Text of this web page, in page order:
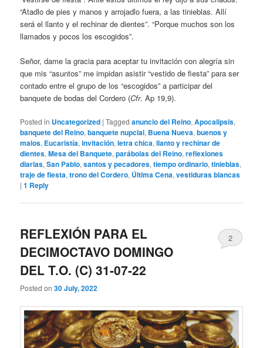
“Atadlo de pies y manos y arrojadlo fuera, a las tinieblas. Allí
será el llanto y el rechinar de dientes”. “Porque muchos son los
llamados y pocos los escogidos”.
Señor, dame la gracia para aceptar tu invitación con alegría sin
que mis “asuntos” me impidan asistir “vestido de fiesta” para ser
contado entre el grupo de los “escogidos” a participar del
banquete de bodas del Cordero (Cfr. Ap 19,9).
Posted in Uncategorized |Tagged anuncio del Reino,Apocalipsis,
banquete del Reino,banquete nupcial, Buena Nueva,buenos y
malos, Eucaristía,invitación,letra chica,llanto y rechinar de
dientes,Mesa del Banquete,parábolas del Reino,reflexiones
diarias,San Pablo,santos y pecadores,tiempo ordinario,tinieblas,
traje de fiesta,trono del Cordero, Última Cena,vestiduras blancas
|1 Reply
REFLEXIÓN PARA EL
DECIMOCTAVO DOMINGO
DEL T.O. (C) 31-07-22
Posted on30 July, 2022
2